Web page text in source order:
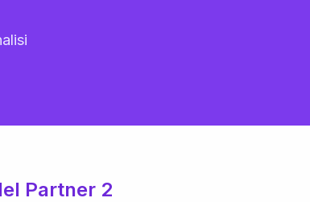
Partner 2